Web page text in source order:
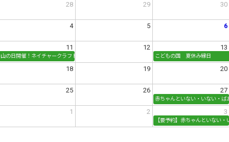
28 29 30
4 5 6
11 12 13
山の日開催！ネイチャークラフト＆端材工作 こどもの国 夏休み縁日
18 19 20
25 26 27
赤ちゃんといない・いない・
1 2 3
【要予約】赤ちゃんといない